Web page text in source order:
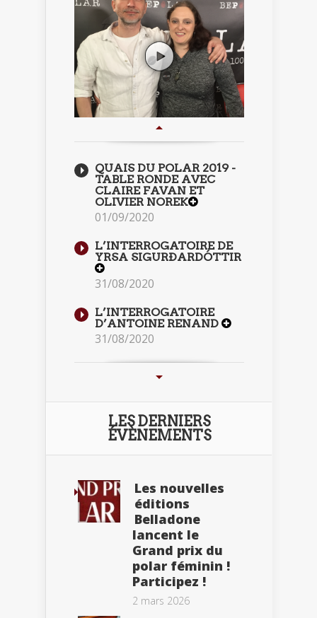
QUAIS DU POLAR 2019 -
TABLE RONDE AVEC
CLAIRE FAVAN ET
OLIVIER NOREK
01/09/2020
L’INTERROGATOIRE DE
YRSA SIGURÐARDÓTTIR
31/08/2020
L’INTERROGATOIRE
D’ANTOINE RENAND
31/08/2020
LES DERNIERS
ÉVÈNEMENTS
Les nouvelles
éditions
Belladone
lancent le
Grand prix du
polar féminin !
Participez !
2 mars 2026